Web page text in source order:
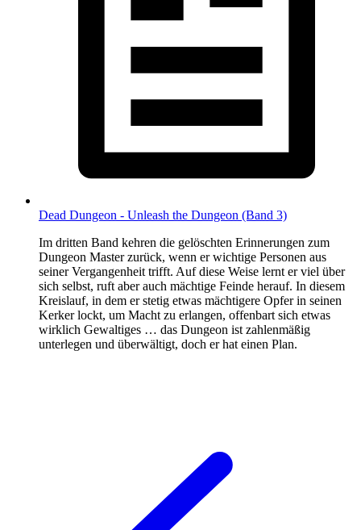
Dead Dungeon - Unleash the Dungeon (Band 3)
Im dritten Band kehren die gelöschten Erinnerungen zum
Dungeon Master zurück, wenn er wichtige Personen aus
seiner Vergangenheit trifft. Auf diese Weise lernt er viel über
sich selbst, ruft aber auch mächtige Feinde herauf. In diesem
Kreislauf, in dem er stetig etwas mächtigere Opfer in seinen
Kerker lockt, um Macht zu erlangen, offenbart sich etwas
wirklich Gewaltiges … das Dungeon ist zahlenmäßig
unterlegen und überwältigt, doch er hat einen Plan.